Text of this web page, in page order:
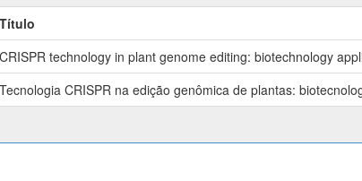
Título
CRISPR technology in plant genome editing: biotechnology
Tecnologia CRISPR na edição genômica de plantas: